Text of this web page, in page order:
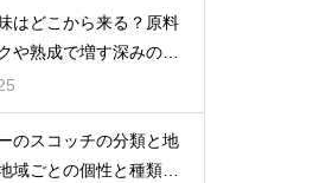
はどこから来る？原料
や熟成で増す深みの秘
のスコッチの分類と地
域ごとの個性と種類を